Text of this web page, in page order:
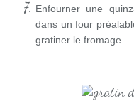
Enfourner une
dans un four
gratiner le fromage.